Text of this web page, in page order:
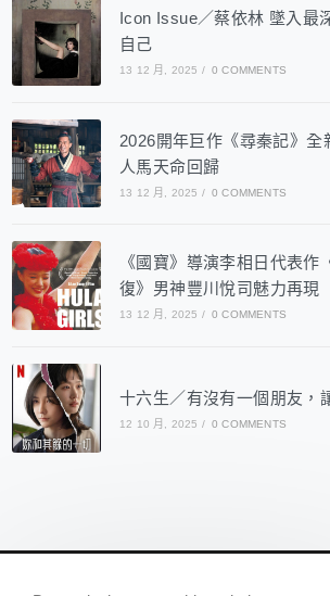
Icon Issue／蔡依林 墜入最
自己
13 12 月, 2025 / 0 COMMENTS
2026開年巨作《尋秦記》全
人馬天命回歸
13 12 月, 2025 / 0 COMMENTS
《國寶》導演李相日代表作
復》男神豐川悅司魅力再現
13 12 月, 2025 / 0 COMMENTS
十六生／有沒有一個朋友，
12 10 月, 2025 / 0 COMMENTS